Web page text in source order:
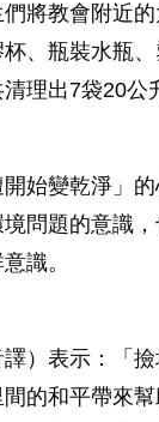
將教會附近的
、瓶裝水瓶
理出7袋20公
始變乾淨」
問題的意識
識。
）表示：「
的和平帶來